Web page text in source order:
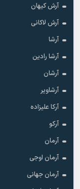
آرش کیهان
آرش لاکانی
آرشا
آرشا رادین
آرشان
آرشاویر
آرکا علیزاده
آرکو
آرمان
آرمان اوجی
آرمان جهانی